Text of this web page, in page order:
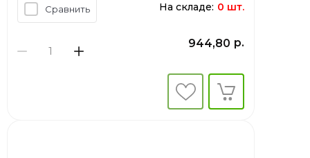
Сравнить На складе: 0 шт.
944,80 р.